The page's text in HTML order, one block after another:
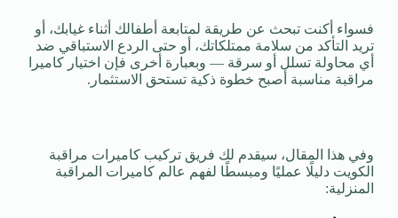
فسواء أكنت تبحث عن طريقة لمتابعة أطفالك أثناء غيابك، أو
تريد التأكد من سلامة ممتلكاتك، أو حتى الردع الاستباقي ضد
أي محاولة تسلل أو سرقة — وبعبارة أخرى فإن اختيار كاميرا
مراقبة مناسبة أصبح خطوة ذكية تستحق الاستثمار.
وفي هذا المقال، سيقدم لك فريق تركيب كاميرات مراقبة
الكويت دليلًا عمليًا ومبسطًا لفهم عالم كاميرات المراقبة
المنزلية: